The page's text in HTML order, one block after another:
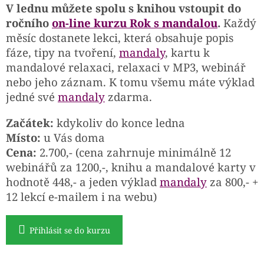
V lednu můžete spolu s knihou vstoupit do
ročního on-line kurzu Rok s mandalou. Každý
měsíc dostanete lekci, která obsahuje popis
fáze, tipy na tvoření, mandaly, kartu k
mandalové relaxaci, relaxaci v MP3, webinář
nebo jeho záznam. K tomu všemu máte výklad
jedné své mandaly zdarma.
Začátek: kdykoliv do konce ledna
Místo: u Vás doma
Cena: 2.700,- (cena zahrnuje minimálně 12
webinářů za 1200,-, knihu a mandalové karty v
hodnotě 448,- a jeden výklad mandaly za 800,- +
12 lekcí e-mailem i na webu)
Přihlásit se do kurzu